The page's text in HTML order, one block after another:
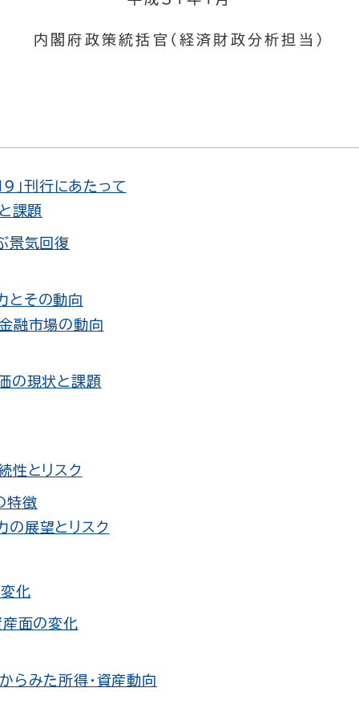
内閣府政策統括官（経済財政分析担当）
刊行にあたって
課題
景気回復
とその動向
融市場の動向
の現状と課題
性とリスク
特徴
展望とリスク
化
面の変化
らみた所得・資産動向